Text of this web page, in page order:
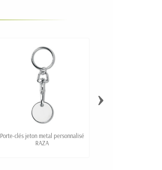
Porte-clés jeton metal personnalisé
RAZA
›